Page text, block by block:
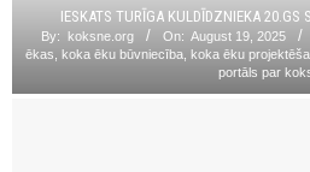
IESKATS TURĪGA KULDĪDZNIEKA 20.GS
By: koksne.org On: August 19, 2025
ēkas
koka ēku būvniecība, koka ēku
portāls par